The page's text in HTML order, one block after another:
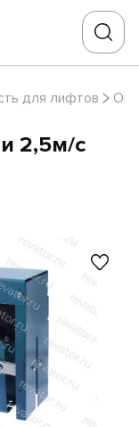
для лифтов
2,5м/с